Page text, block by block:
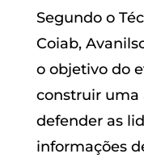
Segundo o
Coiab,
o objetivo do
construir uma
defender as
informações